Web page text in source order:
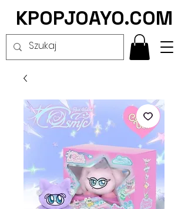
KPOPJOAYO.COM